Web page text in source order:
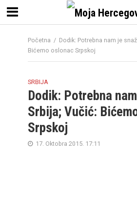
Početna / Dodik: Potrebna nam je
Bićemo oslonac Srpskoj
SRBIJA
Dodik: Potrebna
Srbija; Vučić:
Srpskoj
17. Oktobra 2015. 17:11